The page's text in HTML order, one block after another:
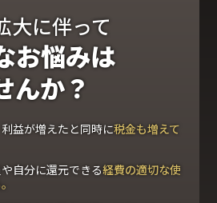
大に伴って
お悩みは
んか？
益が増えたと同時に税金も増えて
自分に還元できる経費の適切な使